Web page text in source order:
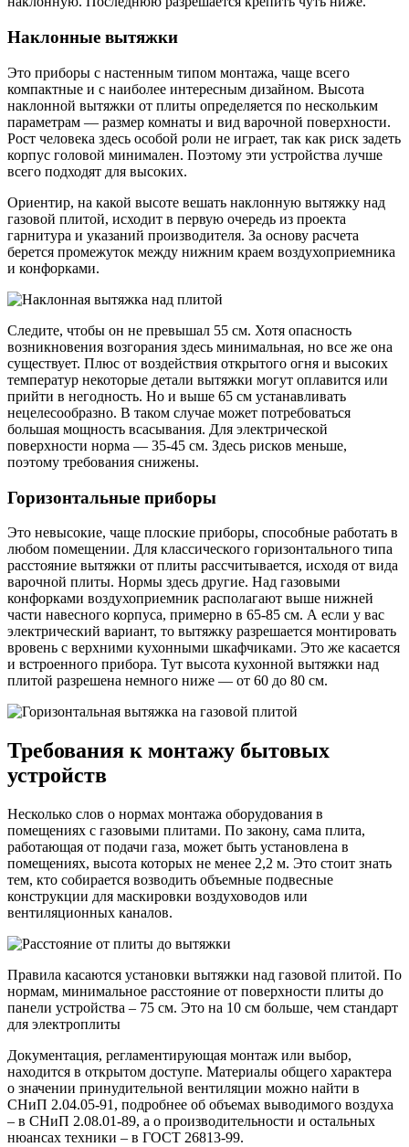
Наклонные вытяжки
Это приборы с настенным типом монтажа, чаще всего
компактные и с наиболее интересным дизайном. Высота
наклонной вытяжки от плиты определяется по нескольким
параметрам — размер комнаты и вид варочной поверхности.
Рост человека здесь особой роли не играет, так как риск задеть
корпус головой минимален. Поэтому эти устройства лучше
всего подходят для высоких.
Ориентир, на какой высоте вешать наклонную вытяжку над
газовой плитой, исходит в первую очередь из проекта
гарнитура и указаний производителя. За основу расчета
берется промежуток между нижним краем воздухоприемника
и конфорками.
Следите, чтобы он не превышал 55 см. Хотя опасность
возникновения возгорания здесь минимальная, но все же она
существует. Плюс от воздействия открытого огня и высоких
температур некоторые детали вытяжки могут оплавится или
прийти в негодность. Но и выше 65 см устанавливать
нецелесообразно. В таком случае может потребоваться
большая мощность всасывания. Для электрической
поверхности норма — 35-45 см. Здесь рисков меньше,
поэтому требования снижены.
Горизонтальные приборы
Это невысокие, чаще плоские приборы, способные работать в
любом помещении. Для классического горизонтального типа
расстояние вытяжки от плиты рассчитывается, исходя от вида
варочной плиты. Нормы здесь другие. Над газовыми
конфорками воздухоприемник располагают выше нижней
части навесного корпуса, примерно в 65-85 см. А если у вас
электрический вариант, то вытяжку разрешается монтировать
вровень с верхними кухонными шкафчиками. Это же касается
и встроенного прибора. Тут высота кухонной вытяжки над
плитой разрешена немного ниже — от 60 до 80 см.
Требования к монтажу бытовых
устройств
Несколько слов о нормах монтажа оборудования в
помещениях с газовыми плитами. По закону, сама плита,
работающая от подачи газа, может быть установлена в
помещениях, высота которых не менее 2,2 м. Это стоит знать
тем, кто собирается возводить объемные подвесные
конструкции для маскировки воздуховодов или
вентиляционных каналов.
Правила касаются установки вытяжки над газовой плитой. По
нормам, минимальное расстояние от поверхности плиты до
панели устройства – 75 см. Это на 10 см больше, чем стандарт
для электроплиты
Документация, регламентирующая монтаж или выбор,
находится в открытом доступе. Материалы общего характера
о значении принудительной вентиляции можно найти в
СНиП 2.04.05-91, подробнее об объемах выводимого воздуха
– в СНиП 2.08.01-89, а о производительности и остальных
нюансах техники – в ГОСТ 26813-99.